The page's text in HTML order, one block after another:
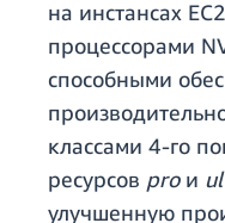
на инстансах
процессорами
способными
классами 4-го
ресурсов proи
улучшенную